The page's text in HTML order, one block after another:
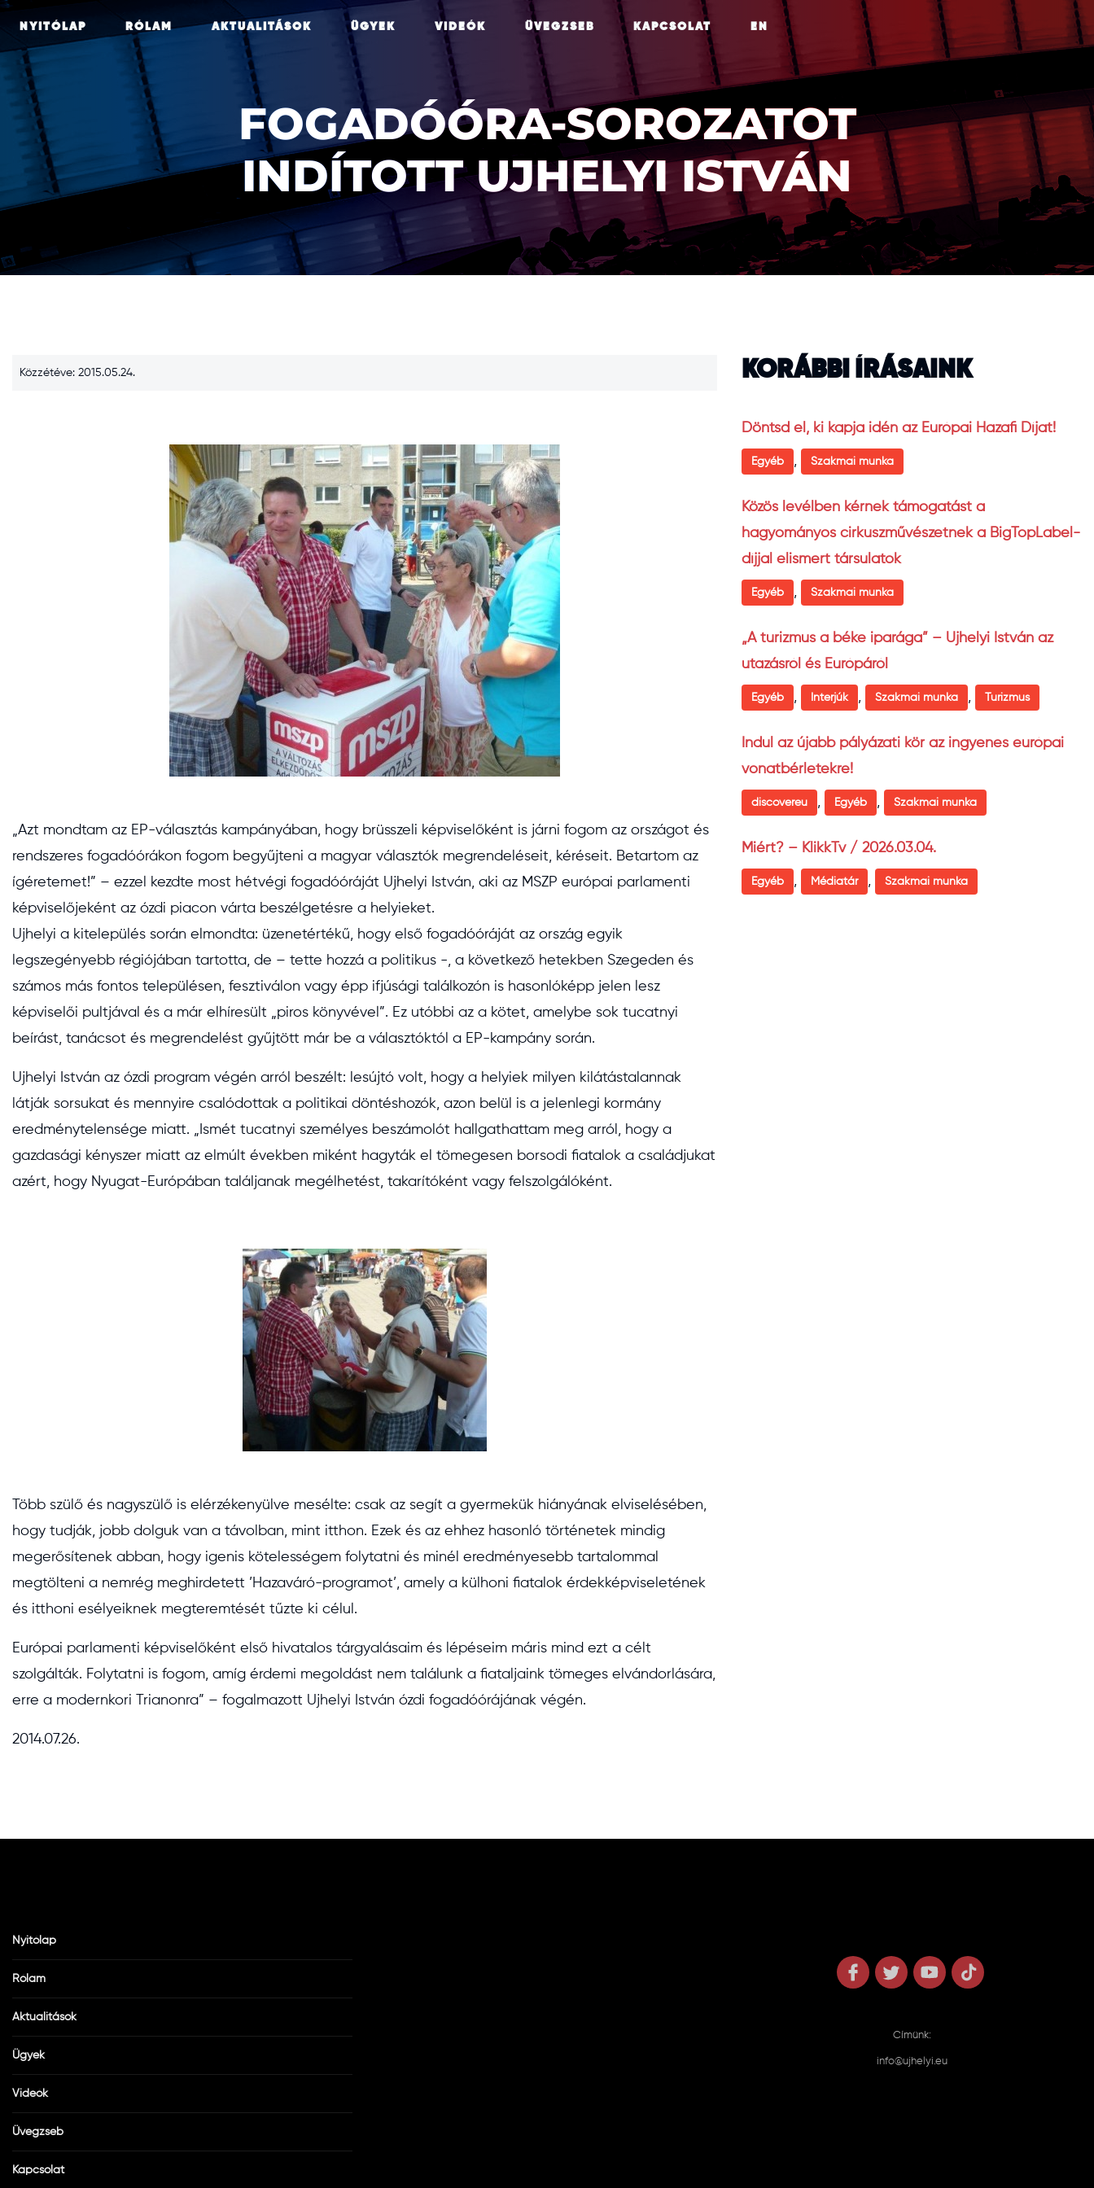
NYITÓLAP RÓLAM AKTUALITÁSOK ÜGYEK VIDEÓK ÜVEGZSEB KAPCSOLAT EN
FOGADÓÓRA-SOROZATOT
INDÍTOTT UJHELYI ISTVÁN
Közzétéve: 2015.05.24.
„Azt mondtam az EP-választás kampányában, hogy brüsszeli képviselőként is járni fogom az országot és
rendszeres fogadóórákon fogom begyűjteni a magyar választók megrendeléseit, kéréseit. Betartom az
ígéretemet!” – ezzel kezdte most hétvégi fogadóóráját Ujhelyi István, aki az MSZP európai parlamenti
képviselőjeként az ózdi piacon várta beszélgetésre a helyieket.
Ujhelyi a kitelepülés során elmondta: üzenetértékű, hogy első fogadóóráját az ország egyik
legszegényebb régiójában tartotta, de – tette hozzá a politikus -, a következő hetekben Szegeden és
számos más fontos településen, fesztiválon vagy épp ifjúsági találkozón is hasonlóképp jelen lesz
képviselői pultjával és a már elhíresült „piros könyvével”. Ez utóbbi az a kötet, amelybe sok tucatnyi
beírást, tanácsot és megrendelést gyűjtött már be a választóktól a EP-kampány során.
Ujhelyi István az ózdi program végén arról beszélt: lesújtó volt, hogy a helyiek milyen kilátástalannak
látják sorsukat és mennyire csalódottak a politikai döntéshozók, azon belül is a jelenlegi kormány
eredménytelensége miatt. „Ismét tucatnyi személyes beszámolót hallgathattam meg arról, hogy a
gazdasági kényszer miatt az elmúlt években miként hagyták el tömegesen borsodi fiatalok a családjukat
azért, hogy Nyugat-Európában találjanak megélhetést, takarítóként vagy felszolgálóként.
Több szülő és nagyszülő is elérzékenyülve mesélte: csak az segít a gyermekük hiányának elviselésében,
hogy tudják, jobb dolguk van a távolban, mint itthon. Ezek és az ehhez hasonló történetek mindig
megerősítenek abban, hogy igenis kötelességem folytatni és minél eredményesebb tartalommal
megtölteni a nemrég meghirdetett ’Hazaváró-programot’, amely a külhoni fiatalok érdekképviseletének
és itthoni esélyeiknek megteremtését tűzte ki célul.
Európai parlamenti képviselőként első hivatalos tárgyalásaim és lépéseim máris mind ezt a célt
szolgálták. Folytatni is fogom, amíg érdemi megoldást nem találunk a fiataljaink tömeges elvándorlására,
erre a modernkori Trianonra” – fogalmazott Ujhelyi István ózdi fogadóórájának végén.
2014.07.26.
KORÁBBI ÍRÁSAINK
Döntsd el, ki kapja idén az Európai Hazafi Díjat!
Egyéb , Szakmai munka
Közös levélben kérnek támogatást a
hagyományos cirkuszművészetnek a BigTopLabel-
díjjal elismert társulatok
Egyéb , Szakmai munka
„A turizmus a béke iparága” – Ujhelyi István az
utazásról és Európáról
Egyéb , Interjúk , Szakmai munka , Turizmus
Indul az újabb pályázati kör az ingyenes európai
vonatbérletekre!
discovereu , Egyéb , Szakmai munka
Miért? – KlikkTv / 2026.03.04.
Egyéb , Médiatár , Szakmai munka
Nyitólap
Rólam
Aktualitások
Ügyek
Videók
Üvegzseb
Kapcsolat
Címünk:
info@ujhelyi.eu